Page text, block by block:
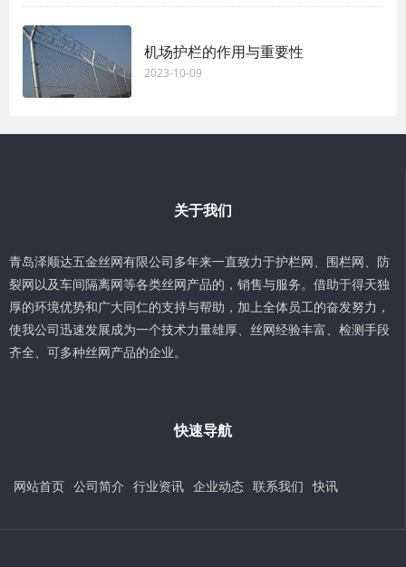
机场护栏的作用与重要性
2023-10-09
关于我们
青岛泽顺达五金丝网有限公司多年来一直致力于护栏网、围栏网、防
裂网以及车间隔离网等各类丝网产品的，销售与服务。借助于得天独
厚的环境优势和广大同仁的支持与帮助，加上全体员工的奋发努力，
使我公司迅速发展成为一个技术力量雄厚、丝网经验丰富、检测手段
齐全、可多种丝网产品的企业。
快速导航
网站首页 公司简介 行业资讯 企业动态 联系我们 快讯